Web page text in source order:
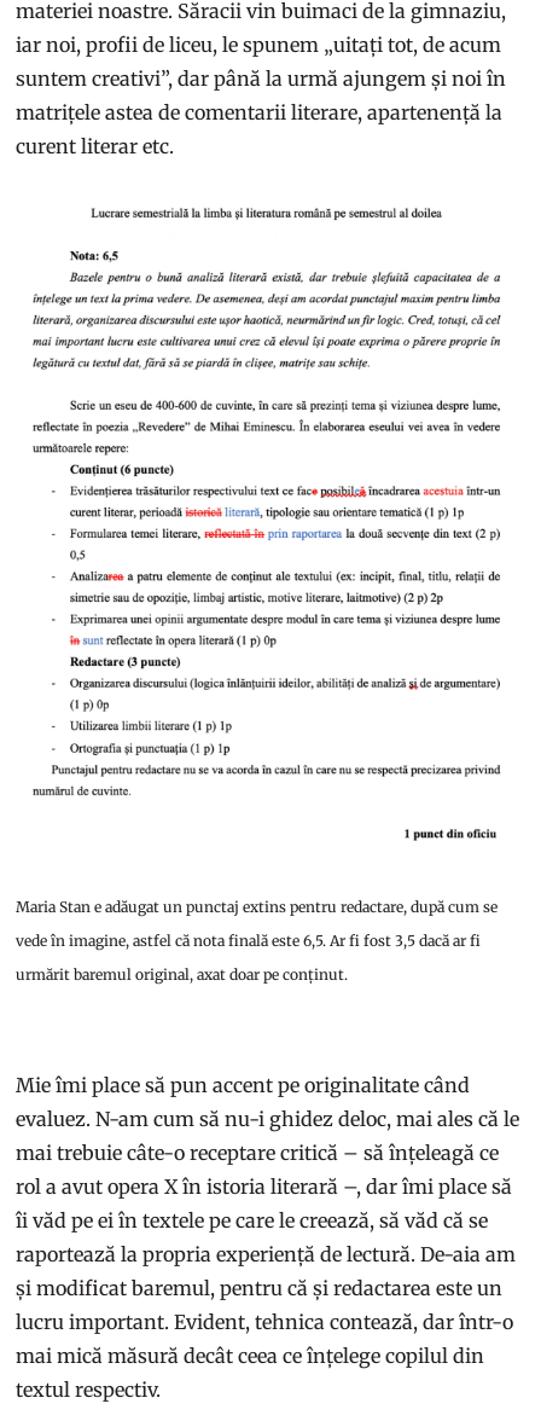
materiei noastre. Săracii vin buimaci de la gimnaziu,
iar noi, profii de liceu, le spunem „uitați tot, de acum
suntem creativi”, dar până la urmă ajungem și noi în
matrițele astea de comentarii literare, apartenență la
curent literar etc.
Maria Stan e adăugat un punctaj extins pentru redactare, după cum se
vede în imagine, astfel că nota finală este 6,5. Ar fi fost 3,5 dacă ar fi
urmărit baremul original, axat doar pe conținut.
Mie îmi place să pun accent pe originalitate când
evaluez. N-am cum să nu-i ghidez deloc, mai ales că le
mai trebuie câte-o receptare critică – să înțeleagă ce
rol a avut opera X în istoria literară –, dar îmi place să
îi văd pe ei în textele pe care le creează, să văd că se
raportează la propria experiență de lectură. De-aia am
și modificat baremul, pentru că și redactarea este un
lucru important. Evident, tehnica contează, dar într-o
mai mică măsură decât ceea ce înțelege copilul din
textul respectiv.